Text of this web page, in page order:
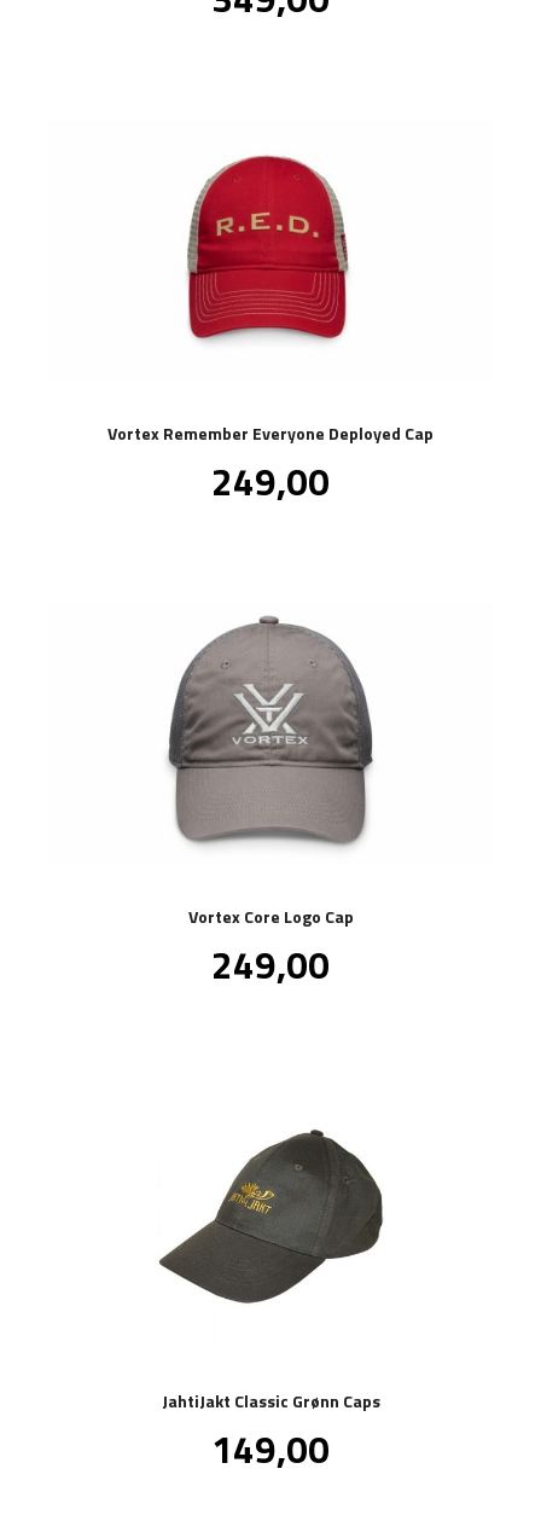
Vortex Remember Everyone Deployed Cap
Pris
249,00
Vortex Core Logo Cap
Pris
249,00
JahtiJakt Classic Grønn Caps
Pris
149,00